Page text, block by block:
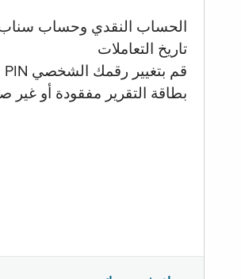
الحساب النقدي وحساب
تاريخ التعاملات
قم بتغيير رقمك الشخصي PIN
بطاقة التقرير مفقودة أو غير